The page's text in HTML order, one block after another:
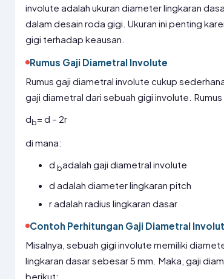
involute adalah ukuran diameter lingkaran
dalam desain roda gigi. Ukuran ini penting
gigi terhadap keausan.
Rumus Gaji Diametral Involute
Rumus gaji diametral involute cukup
gaji diametral dari sebuah gigi involute. Rumus
db= d – 2r
di mana:
d badalah gaji diametral involute
d adalah diameter lingkaran pitch
r adalah radius lingkaran dasar
Contoh Perhitungan Gaji Diametral
Misalnya, sebuah gigi involute memiliki
lingkaran dasar sebesar 5 mm. Maka, gaji
berikut: